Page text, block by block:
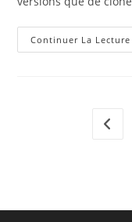
Continuer La Lecture
Go